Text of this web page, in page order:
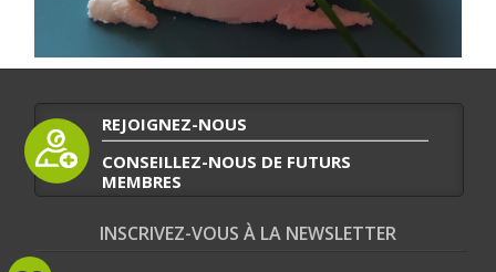
REJOIGNEZ-NOUS
CONSEILLEZ-NOUS DE FUTURS
MEMBRES
INSCRIVEZ-VOUS À LA NEWSLETTER